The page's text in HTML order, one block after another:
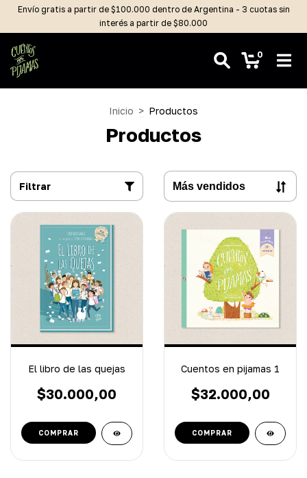
Envío gratis a partir de $100.000 dentro de Argentina - 3 cuotas sin
interés a partir de $80.000
0
Inicio > Productos
Productos
Filtrar
El libro de las quejas
$30.000,00
Cuentos en pijamas 1
$32.000,00